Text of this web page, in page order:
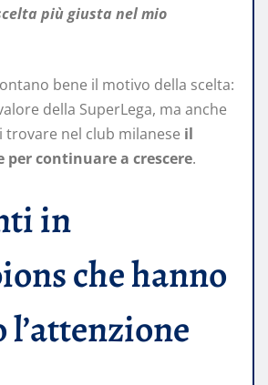
più giusta nel mio
bene il motivo della scelta:
della SuperLega, ma anche
trovare nel club milanese il
per continuare a crescere.
in
che hanno